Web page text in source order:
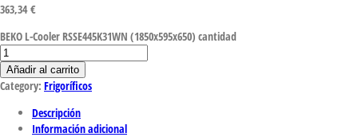
363,34€
BEKO L-Cooler RSSE445K31WN (1850x595x650) cantidad
Añadir al carrito
Category: Frigoríficos
Descripción
Información adicional